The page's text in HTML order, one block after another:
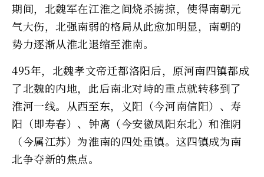
期间，北魏军在江淮之间烧杀掳掠，使得南朝元
气大伤，北强南弱的格局从此愈加明显，南朝的
势力逐渐从淮北退缩至淮南。
495年，北魏孝文帝迁都洛阳后，原河南四镇都成
了北魏的内地，此后南北对峙的重点就转移到了
淮河一线。从西至东，义阳（今河南信阳）、寿
阳（即寿春）、钟离（今安徽凤阳东北）和淮阴
（今属江苏）为淮南的四处重镇。这四镇成为南
北争夺新的焦点。